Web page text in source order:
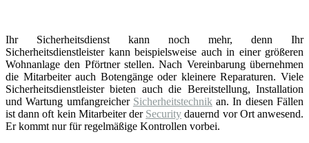
Ihr Sicherheitsdienst kann noch mehr, denn Ihr
Sicherheitsdienstleister kann beispielsweise auch in einer größeren
Wohnanlage den Pförtner stellen. Nach Vereinbarung übernehmen
die Mitarbeiter auch Botengänge oder kleinere Reparaturen. Viele
Sicherheitsdienstleister bieten auch die Bereitstellung, Installation
und Wartung umfangreicher Sicherheitstechnikan. In diesen Fällen
ist dann oft kein Mitarbeiter der Security dauernd vor Ort anwesend.
Er kommt nur für regelmäßige Kontrollen vorbei.